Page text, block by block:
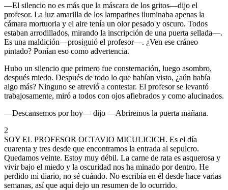
—El silencio no es más que la máscara de los gritos—dijo el
profesor. La luz amarilla de los lamparines iluminaba apenas la
cámara mortuoria y el aire tenía un olor pesado y oscuro. Todos
estaban arrodillados, mirando la inscripción de una puerta sellada—.
Es una maldición—prosiguió el profesor—. ¿Ven ese cráneo
pintado? Ponían eso como advertencia.
Hubo un silencio que primero fue consternación, luego asombro,
después miedo. Después de todo lo que habían visto, ¿aún había
algo más? Ninguno se atrevió a contestar. El profesor se levantó
trabajosamente, miró a todos con ojos afiebrados y como alucinados.
—Descansemos por hoy— dijo —Abriremos la puerta mañana.
2
SOY EL PROFESOR OCTAVIO MICULICICH. Es el día
cuarenta y tres desde que encontramos la entrada al sepulcro.
Quedamos veinte. Estoy muy débil. La carne de rata es asquerosa y
vivir bajo el miedo y la oscuridad nos ha minado por dentro. He
perdido mi diario, no sé cuándo. No escribía en él desde hace varias
semanas, así que aquí dejo un resumen de lo ocurrido.